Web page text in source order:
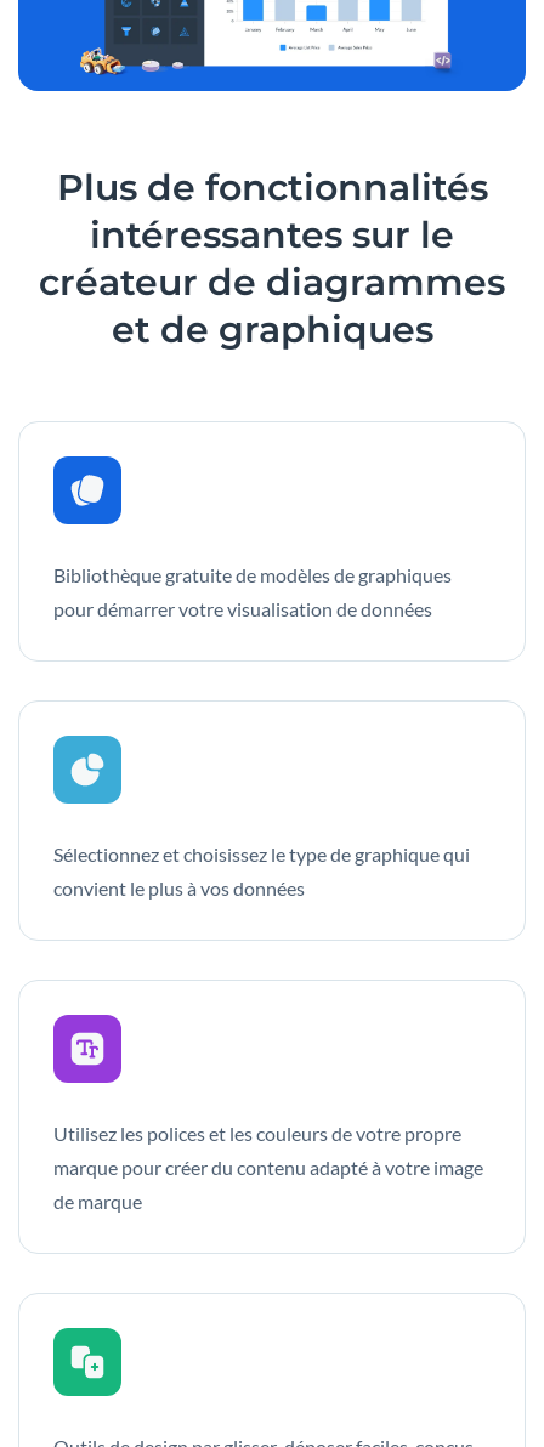
Plus de fonctionnalités
intéressantes sur le
créateur de diagrammes
et de graphiques
Bibliothèque gratuite de modèles de graphiques
pour démarrer votre visualisation de données
Sélectionnez et choisissez le type de graphique qui
convient le plus à vos données
Utilisez les polices et les couleurs de votre propre
marque pour créer du contenu adapté à votre image
de marque